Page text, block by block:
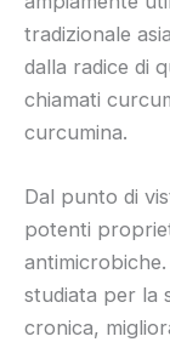
tradizionale
dalla radice di
chiamati
curcumina.
Dal punto di
potenti
studiata per la
cronica,